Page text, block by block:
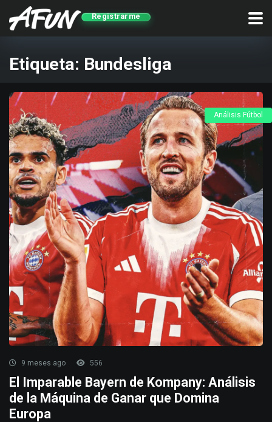
Registrarme
Etiqueta: Bundesliga
Análisis Fútbol
9 meses ago 556
El Imparable Bayern de Kompany: Análisis
de la Máquina de Ganar que Domina
Europa